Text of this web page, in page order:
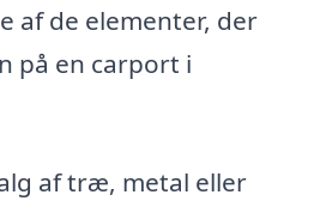
af de elementer, der
på en carport i
af træ, metal eller